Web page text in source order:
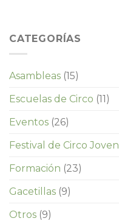
CATEGORÍAS
Asambleas (15)
Escuelas de Circo (11)
Eventos (26)
Festival de Circo Joven
Formación (23)
Gacetillas (9)
Otros (9)